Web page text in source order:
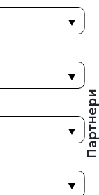
Партнери